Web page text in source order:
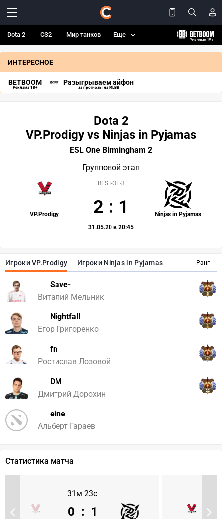
Dota 2 CS2 Мир танков Еще
ИНТЕРЕСНОЕ
BETBOOM
Реклама 18+
Разыгрываем айфон
за прогнозы на MLBB
Ранг
Игроки VP.Prodigy Игроки Ninjas in Pyjamas
Save-
Виталий Мельник
5
Nightfall
Егор Григоренко
1
fn
Ростислав Лозовой
171
DM
Дмитрий Дорохин
22
eine
Альберт Гараев
Dota 2
VP.Prodigy vs Ninjas in Pyjamas
ESL One Birmingham 2
Групповой этап
VP.Prodigy Ninjas in Pyjamas
BEST-OF-3
2 : 1
31.05.20 в 20:45
Статистика матча
31м 23с
0 : 1